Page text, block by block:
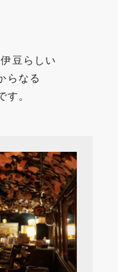
豆らしい
らなる
。